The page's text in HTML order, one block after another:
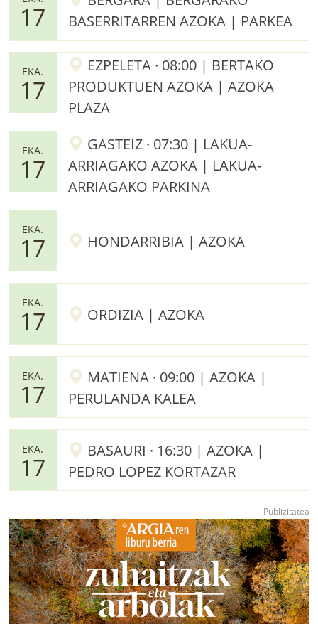
17
BASERRITARREN AZOKA | PARKEA
EKA.
17
EZPELETA · 08:00 | BERTAKO
PRODUKTUEN AZOKA | AZOKA
PLAZA
EKA.
17
GASTEIZ · 07:30 | LAKUA-
ARRIAGAKO AZOKA | LAKUA-
ARRIAGAKO PARKINA
EKA.
17 HONDARRIBIA | AZOKA
EKA.
17 ORDIZIA | AZOKA
EKA.
17
MATIENA · 09:00 | AZOKA |
PERULANDA KALEA
EKA.
17
BASAURI · 16:30 | AZOKA |
PEDRO LOPEZ KORTAZAR